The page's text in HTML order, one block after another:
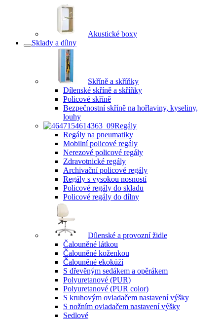
Akustické boxy
Sklady a dílny
Skříně a skříňky
Dílenské skříně a skříňky
Policové skříně
Bezpečnostní skříně na hořlaviny, kyseliny,
louhy
Regály
Regály na pneumatiky
Mobilní policové regály
Nerezové policové regály
Zdravotnické regály
Archivační policové regály
Regály s vysokou nosností
Policové regály do skladu
Policové regály do dílny
Dílenské a provozní židle
Čalouněné látkou
Čalouněné koženkou
Čalouněné ekokůží
S dřevěným sedákem a opěrákem
Polyuretanové (PUR)
Polyuretanové (PUR color)
S kruhovým ovladačem nastavení výšky
S nožním ovladačem nastavení výšky
Sedlové